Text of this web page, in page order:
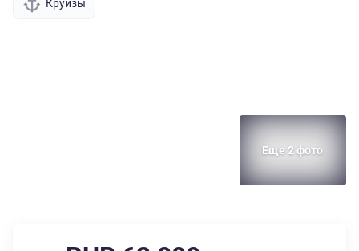
Круизы
Еще 2 фото